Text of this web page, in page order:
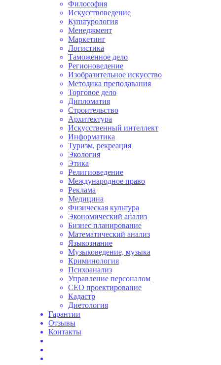
Философия
Искусствоведение
Культурология
Менеджмент
Маркетинг
Логистика
Таможенное дело
Регионоведение
Изобразительное искусство
Методика преподавания
Торговое дело
Дипломатия
Строительство
Архитектура
Искусственный интеллект
Информатика
Туризм, рекреация
Экология
Этика
Религиоведение
Международное право
Реклама
Медицина
Физическая культура
Экономический анализ
Бизнес планирование
Математический анализ
Языкознание
Музыковедение, музыка
Криминология
Психоанализ
Управление персоналом
СЕО проектирование
Кадастр
Диетология
Гарантии
Отзывы
Контакты